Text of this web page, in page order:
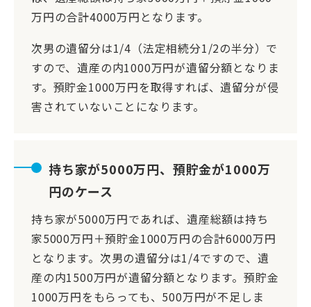
万円の合計4000万円となります。
次男の遺留分は1/4（法定相続分1/2の半分）で
すので、遺産の内1000万円が遺留分額となりま
す。預貯金1000万円を取得すれば、遺留分が侵
害されていないことになります。
持ち家が5000万円、預貯金が1000万
円のケース
持ち家が5000万円であれば、遺産総額は持ち
家5000万円＋預貯金1000万円の合計6000万円
となります。次男の遺留分は1/4ですので、遺
産の内1500万円が遺留分額となります。預貯金
1000万円をもらっても、500万円が不足しま